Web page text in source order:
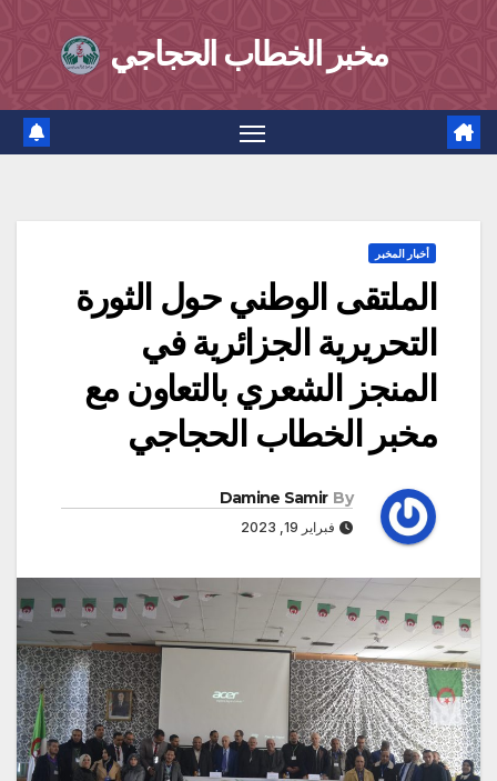
مخبر الخطاب الحجاجي
أخبار المخبر
الملتقى الوطني حول الثورة
التحريرية الجزائرية في
المنجز الشعري بالتعاون مع
مخبر الخطاب الحجاجي
By
Damine Samir
فبراير 19, 2023